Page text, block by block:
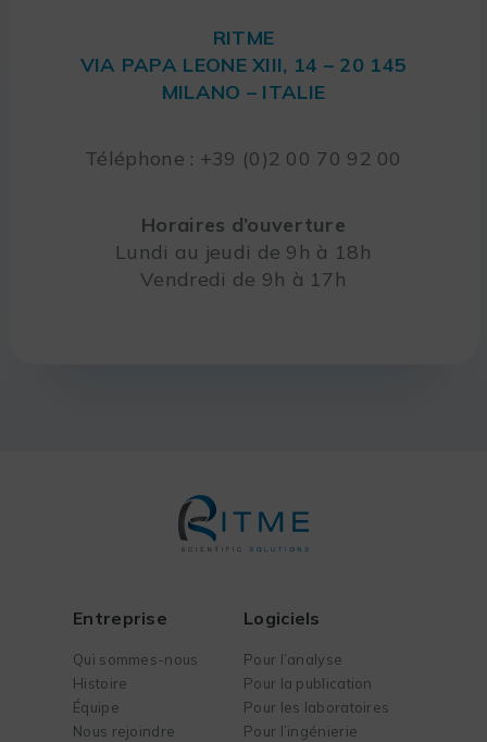
RITME
VIA PAPA LEONE XIII, 14 – 20 145
MILANO – ITALIE
Téléphone : +39 (0)2 00 70 92 00
Horaires d’ouverture
Lundi au jeudi de 9h à 18h
Vendredi de 9h à 17h
Entreprise
Qui sommes-nous
Histoire
Équipe
Nous rejoindre
Logiciels
Pour l’analyse
Pour la publication
Pour les laboratoires
Pour l’ingénierie